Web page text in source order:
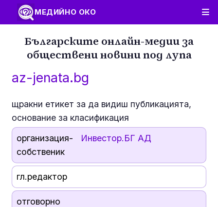
МЕДИЙНО ОКО
Българските онлайн-медии за
обществени новини под лупа
az-jenata.bg
щракни етикет за да видиш публикацията,
основание за класификация
организация-
собственик
Инвестор.БГ АД
гл.редактор
отговорно